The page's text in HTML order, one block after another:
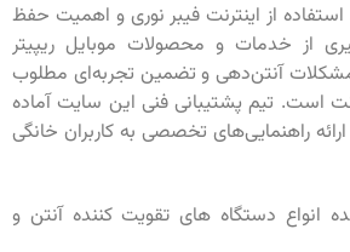
استفاده از اینترنت فیبر نوری و اهمیت حفظ
از خدمات و محصولات موبایل ریپیتر
مشکلات آنتن‌دهی و تضمین تجربه‌ای مطلوب
است. تیم پشتیبانی فنی این سایت آماده
راهنمایی‌های تخصصی به کاربران خانگی
انواع دستگاه های تقویت کننده آنتن و